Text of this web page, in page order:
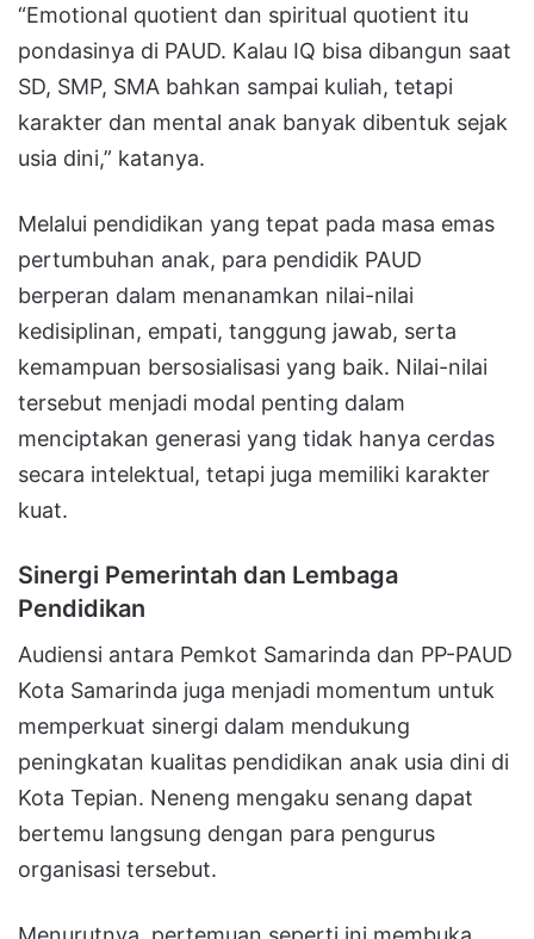
“Emotional quotient dan spiritual quotient itu
pondasinya di PAUD. Kalau IQ bisa dibangun saat
SD, SMP, SMA bahkan sampai kuliah, tetapi
karakter dan mental anak banyak dibentuk sejak
usia dini,” katanya.
Melalui pendidikan yang tepat pada masa emas
pertumbuhan anak, para pendidik PAUD
berperan dalam menanamkan nilai-nilai
kedisiplinan, empati, tanggung jawab, serta
kemampuan bersosialisasi yang baik. Nilai-nilai
tersebut menjadi modal penting dalam
menciptakan generasi yang tidak hanya cerdas
secara intelektual, tetapi juga memiliki karakter
kuat.
Sinergi Pemerintah dan Lembaga
Pendidikan
Audiensi antara Pemkot Samarinda dan PP-PAUD
Kota Samarinda juga menjadi momentum untuk
memperkuat sinergi dalam mendukung
peningkatan kualitas pendidikan anak usia dini di
Kota Tepian. Neneng mengaku senang dapat
bertemu langsung dengan para pengurus
organisasi tersebut.